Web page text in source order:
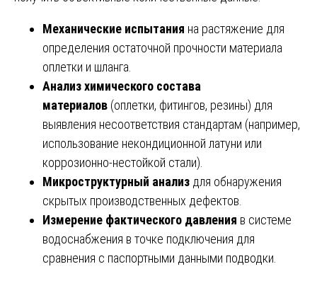
Механические испытания на растяжение для
определения остаточной прочности материала
оплетки и шланга.
Анализ химического состава
материалов (оплетки, фитингов, резины) для
выявления несоответствия стандартам (например,
использование некондиционной латуни или
коррозионно-нестойкой стали).
Микроструктурный анализ для обнаружения
скрытых производственных дефектов.
Измерение фактического давления в системе
водоснабжения в точке подключения для
сравнения с паспортными данными подводки.